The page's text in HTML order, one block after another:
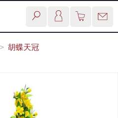
> 胡蝶天冠